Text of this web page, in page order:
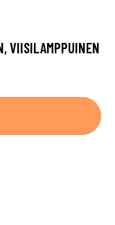
VIISILAMPPUINEN